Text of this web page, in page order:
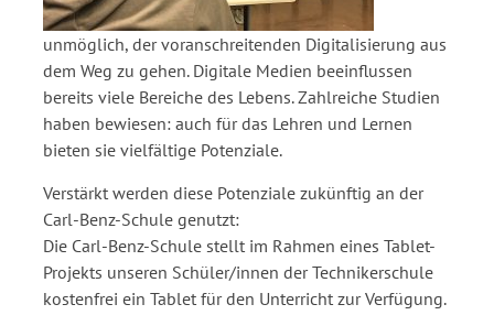
unmöglich, der voranschreitenden Digitalisierung aus
dem Weg zu gehen. Digitale Medien beeinflussen
bereits viele Bereiche des Lebens. Zahlreiche Studien
haben bewiesen: auch für das Lehren und Lernen
bieten sie vielfältige Potenziale.
Verstärkt werden diese Potenziale zukünftig an der
Carl-Benz-Schule genutzt:
Die Carl-Benz-Schule stellt im Rahmen eines Tablet-
Projekts unseren Schüler/innen der Technikerschule
kostenfrei ein Tablet für den Unterricht zur Verfügung.